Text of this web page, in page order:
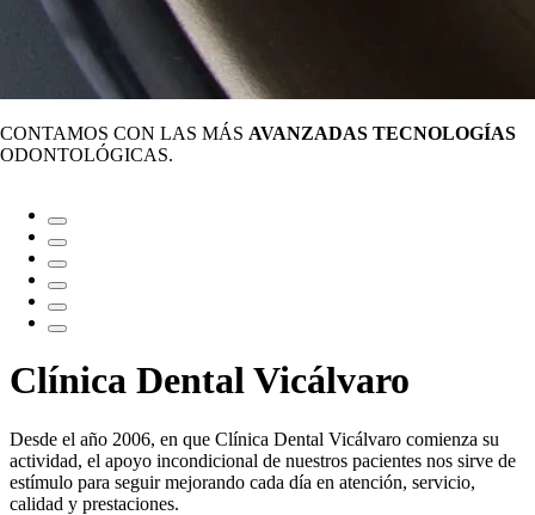
CONTAMOS CON LAS MÁS AVANZADAS TECNOLOGÍAS
ODONTOLÓGICAS.
Clínica Dental Vicálvaro
Desde el año 2006, en que Clínica Dental Vicálvaro comienza su
actividad, el apoyo incondicional de nuestros pacientes nos sirve de
estímulo para seguir mejorando cada día en atención, servicio,
calidad y prestaciones.